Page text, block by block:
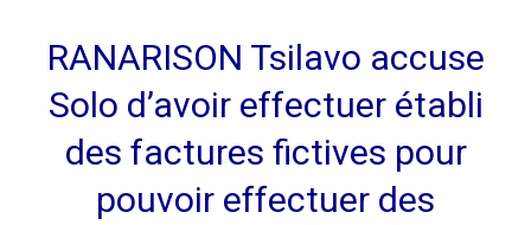
RANARISON Tsilavo accuse
Solo d’avoir effectuer établi
des factures fictives pour
pouvoir effectuer des